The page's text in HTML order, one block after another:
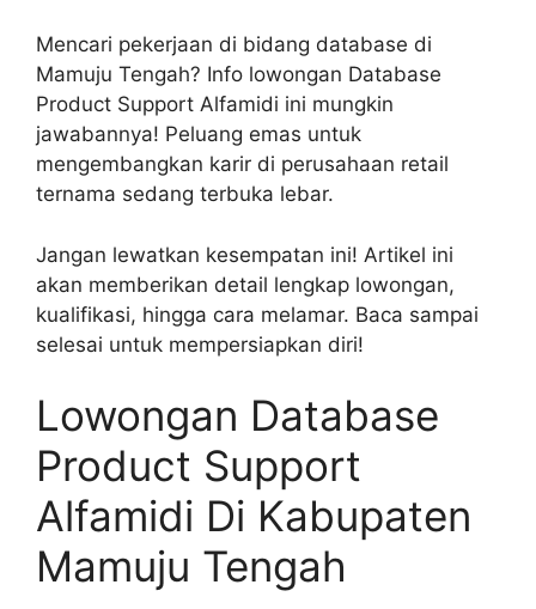
Mencari pekerjaan di bidang database di
Mamuju Tengah? Info lowongan Database
Product Support Alfamidi ini mungkin
jawabannya! Peluang emas untuk
mengembangkan karir di perusahaan retail
ternama sedang terbuka lebar.
Jangan lewatkan kesempatan ini! Artikel ini
akan memberikan detail lengkap lowongan,
kualifikasi, hingga cara melamar. Baca sampai
selesai untuk mempersiapkan diri!
Lowongan Database
Product Support
Alfamidi Di Kabupaten
Mamuju Tengah